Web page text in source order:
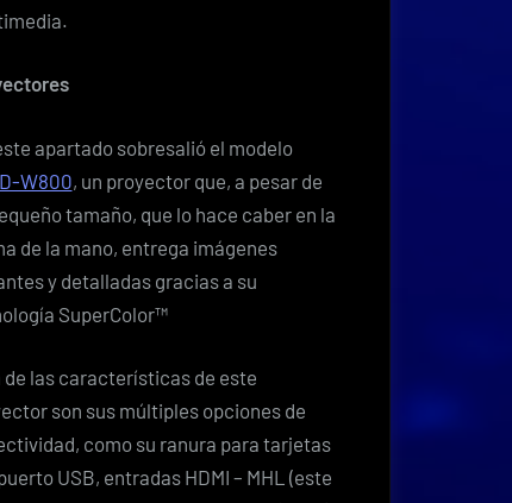
apartado sobresalió el modelo
W800, un proyector que, a pesar de
tamaño, que lo hace caber en la
de la mano, entrega imágenes
y detalladas gracias a su
SuperColor™
de las características de este
son sus múltiples opciones de
como su ranura para tarjetas
USB, entradas HDMI – MHL (este